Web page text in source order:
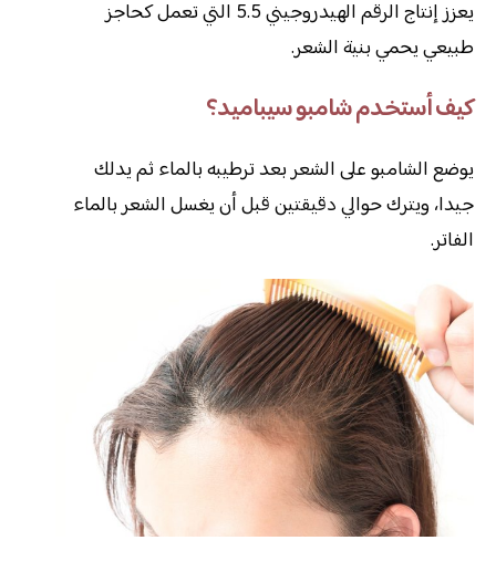
يعزز إنتاج الرقم الهيدروجيني 5.5 التي تعمل كحاجز
طبيعي يحمي بنية الشعر.
كيف أستخدم شامبو سيباميد؟
يوضع الشامبو على الشعر بعد ترطيبه بالماء ثم يدلك
جيدا، ويترك حوالي دقيقتين قبل أن يغسل الشعر بالماء
الفاتر.